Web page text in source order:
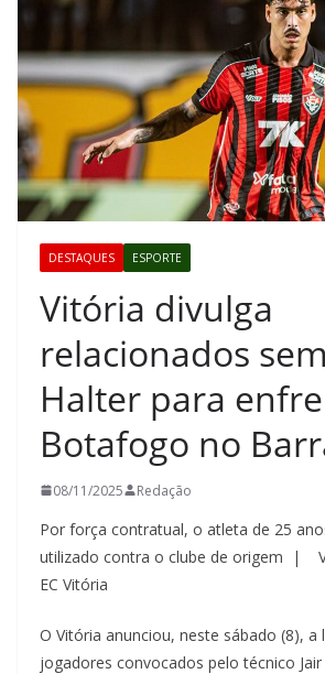
DESTAQUES ESPORTE
Vitória divulga
relacionados
Halter para
Botafogo no
08/11/2025 Redação
Por força contratual, o atleta de 25
utilizado contra o clube de origem |
EC Vitória
O Vitória anunciou, neste sábado (8), a
jogadores convocados pelo técnico